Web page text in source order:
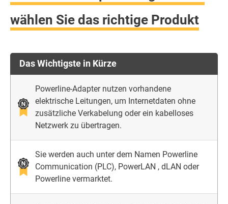
wählen Sie das richtige Produkt
Das Wichtigste in Kürze
Powerline-Adapter nutzen vorhandene
elektrische Leitungen, um Internetdaten ohne
zusätzliche Verkabelung oder ein kabelloses
Netzwerk zu übertragen.
Sie werden auch unter dem Namen Powerline
Communication (PLC), PowerLAN , dLAN oder
Powerline vermarktet.